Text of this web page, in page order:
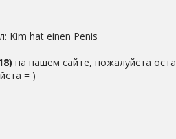
Kim hat einen Penis
на нашем сайте, пожалуйста
= )